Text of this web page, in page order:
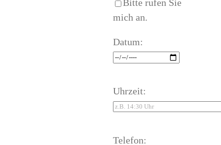
Bitte rufen Sie
mich an.
Datum:
Uhrzeit:
Telefon: